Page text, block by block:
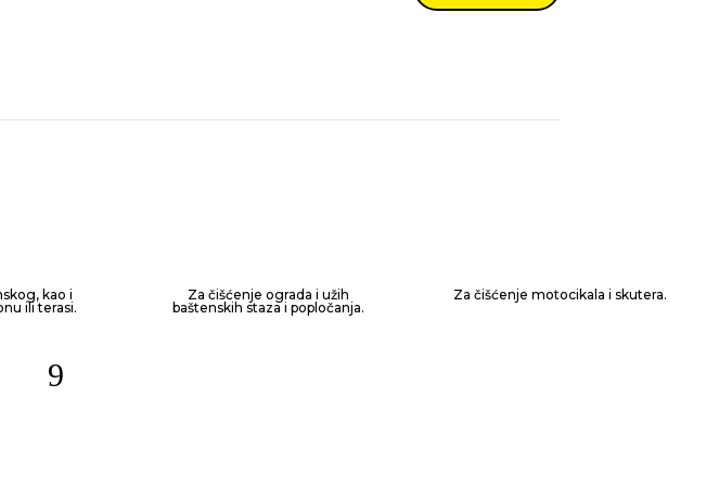
kao i
ili terasi.
Za čišćenje ograda i užih
baštenskih staza i popločanja.
Za čišćenje motocikala i skutera.